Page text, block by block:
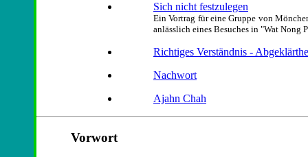
Sich nicht festzulegen
Ein Vortrag für eine Gruppe von
anlässlich eines Besuches in "Wat Nong
Richtiges Verständnis -
Nachwort
Ajahn Chah
Vorwort